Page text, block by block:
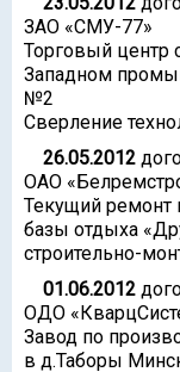
ЗАО «СМУ-77»
Торговый центр
Западном
№2
Сверление
26.05.2012
ОАО
Текущий ремонт
базы отдыха
строительно-
01.06.2012
ОДО
Завод по
в д.Таборы